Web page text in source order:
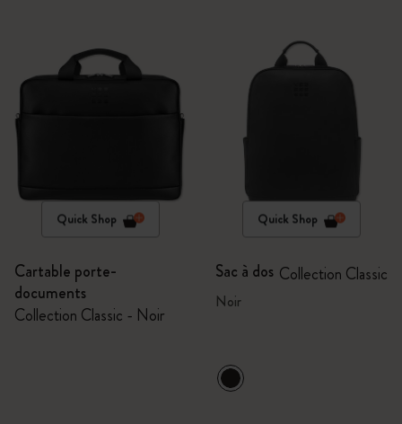
Quick Shop
Cartable porte-
documents
Collection Classic - Noir
Quick Shop
Sac à dos Collection Classic
Noir